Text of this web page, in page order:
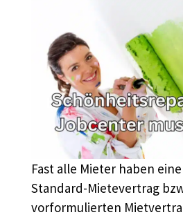
Fast alle Mieter haben
Standard-Mietevertrag
vorformulierten